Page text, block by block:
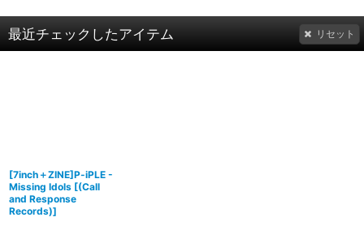
最近チェックしたアイテム リセット
[7inch＋ZINE]P-iPLE -
Missing Idols [(Call
and Response
Records)]